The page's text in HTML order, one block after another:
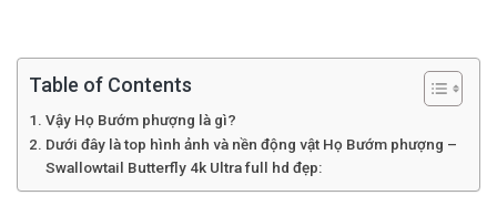
Table of Contents
Vậy Họ Bướm phượng là gì?
Dưới đây là top hình ảnh và nền động vật Họ Bướm phượng –
Swallowtail Butterfly 4k Ultra full hd đẹp: